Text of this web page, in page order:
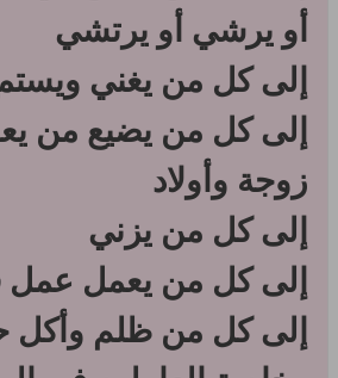
أو يرشي أو يرتشي
إلى كل من يغني
إلى كل من يضيع من
زوجة وأولاد
إلى كل من يزني
إلى كل من يعمل عمل
إلى كل من ظلم وأكل